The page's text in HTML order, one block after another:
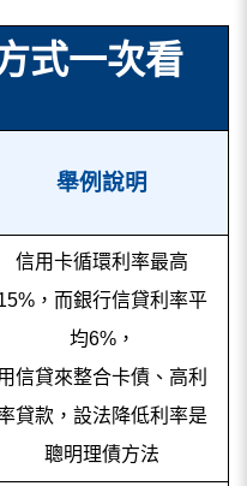
式一次看
舉例說明
信用卡循環利率最高
，而銀行信貸利率平
均6%，
信貸來整合卡債、高利
貸款，設法降低利率是
聰明理債方法